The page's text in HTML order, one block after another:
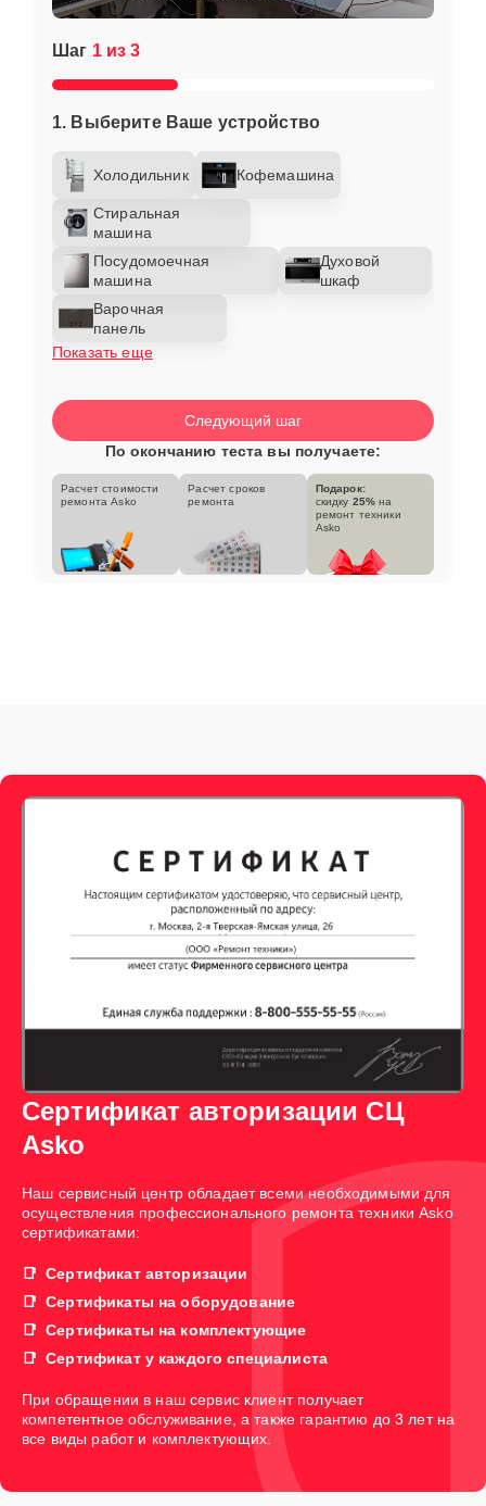
Шаг 1 из 3
1. Выберите Ваше устройство
Холодильник Кофемашина
Стиральная
машина
Посудомоечная
машина
Духовой
шкаф
Варочная
панель
Показать еще
Следующий шаг
По окончанию теста вы получаете:
Расчет стоимости
ремонта Asko
Расчет сроков
ремонта
Подарок:
скидку 25% на
ремонт техники
Asko
Сертификат авторизации СЦ
Asko
Наш сервисный центр обладает всеми необходимыми для
осуществления профессионального ремонта техники Asko
сертификатами:
Сертификат авторизации
Сертификаты на оборудование
Сертификаты на комплектующие
Сертификат у каждого специалиста
При обращении в наш сервис клиент получает
компетентное обслуживание, а также гарантию до 3 лет на
все виды работ и комплектующих.